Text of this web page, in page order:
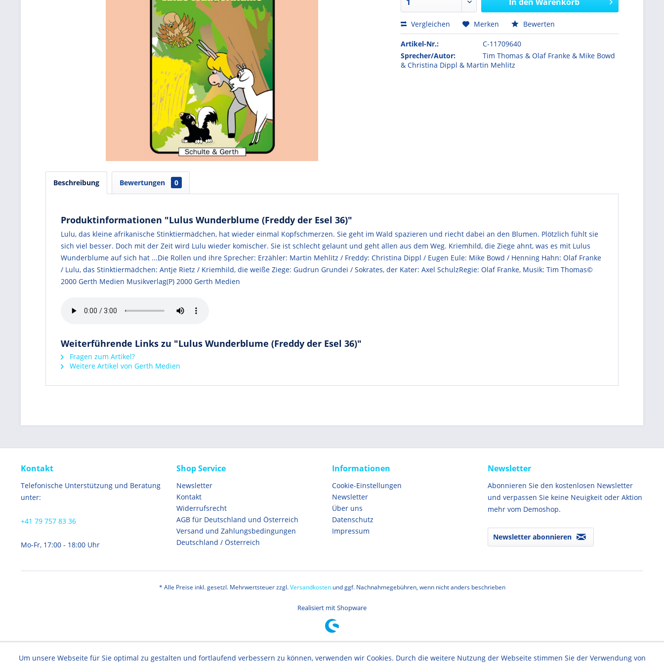
Vergleichen Merken Bewerten
Artikel-Nr.:
C-11709640
Sprecher/Autor:
Tim Thomas & Olaf Franke & Mike Bowd
& Christina Dippl & Martin Mehlitz
Beschreibung Bewertungen 0
Produktinformationen "Lulus Wunderblume (Freddy der Esel 36)"
Lulu, das kleine afrikanische Stinktiermädchen, hat wieder einmal Kopfschmerzen. Sie geht im Wald spazieren und riecht dabei an den Blumen. Plötzlich fühlt sie
sich viel besser. Doch mit der Zeit wird Lulu wieder komischer. Sie ist schlecht gelaunt und geht allen aus dem Weg. Kriemhild, die Ziege ahnt, was es mit Lulus
Wunderblume auf sich hat ...Die Rollen und ihre Sprecher: Erzähler: Martin Mehlitz / Freddy: Christina Dippl / Eugen Eule: Mike Bowd / Henning Hahn: Olaf Franke
/ Lulu, das Stinktiermädchen: Antje Rietz / Kriemhild, die weiße Ziege: Gudrun Grundei / Sokrates, der Kater: Axel SchulzRegie: Olaf Franke, Musik: Tim Thomas©
2000 Gerth Medien Musikverlag(P) 2000 Gerth Medien
Weiterführende Links zu "Lulus Wunderblume (Freddy der Esel 36)"
Fragen zum Artikel?
Weitere Artikel von Gerth Medien
Kontakt
Telefonische Unterstützung und Beratung
unter:
+41 79 757 83 36
Mo-Fr, 17:00 - 18:00 Uhr
Shop Service
Newsletter
Kontakt
Widerrufsrecht
AGB für Deutschland und Österreich
Versand und Zahlungsbedingungen
Deutschland / Österreich
Informationen
Cookie-Einstellungen
Newsletter
Über uns
Datenschutz
Impressum
Newsletter
Abonnieren Sie den kostenlosen Newsletter
und verpassen Sie keine Neuigkeit oder Aktion
mehr vom Demoshop.
Newsletter abonnieren
* Alle Preise inkl. gesetzl. Mehrwertsteuer zzgl.Versandkostenund ggf. Nachnahmegebühren, wenn nicht anders beschrieben
Realisiert mit Shopware
Um unsere Webseite für Sie optimal zu gestalten und fortlaufend verbessern zu können, verwenden wir Cookies. Durch die weitere Nutzung der Webseite stimmen Sie der Verwendung von